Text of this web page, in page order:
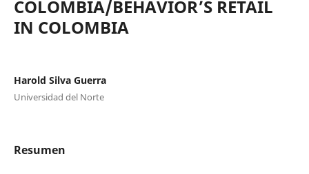
COLOMBIA/BEHAVIOR’S RETAIL
IN COLOMBIA
Harold Silva Guerra
Universidad del Norte
Resumen